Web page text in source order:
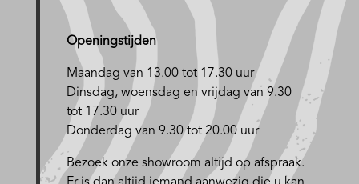
Openingstijden
Maandag van 13.00 tot 17.30 uur
Dinsdag, woensdag en vrijdag van 9.30
tot 17.30 uur
Donderdag van 9.30 tot 20.00 uur
Bezoek onze showroom altijd op afspraak.